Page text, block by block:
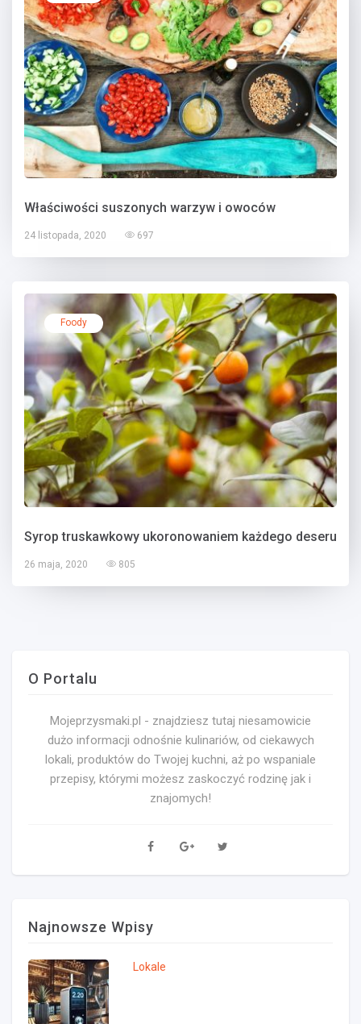
Właściwości suszonych warzyw i owoców
24 listopada, 2020 697
Foody
Syrop truskawkowy ukoronowaniem każdego deseru
26 maja, 2020 805
O Portalu
Mojeprzysmaki.pl - znajdziesz tutaj niesamowicie
dużo informacji odnośnie kulinariów, od ciekawych
lokali, produktów do Twojej kuchni, aż po wspaniale
przepisy, którymi możesz zaskoczyć rodzinę jak i
znajomych!
Najnowsze Wpisy
Lokale